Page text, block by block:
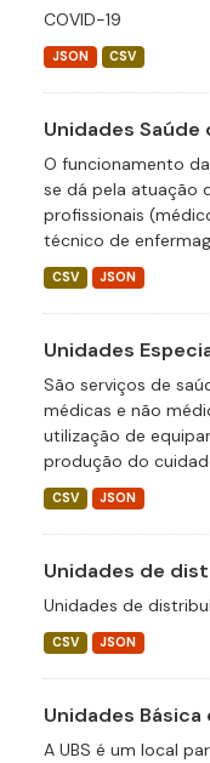
COVID-19
JSON CSV
Unidades Saúde
O funcionamento
se dá pela atuação
profissionais
técnico de
CSV JSON
Unidades
São serviços de
médicas e não
utilização de
produção do
CSV JSON
Unidades de
Unidades de
CSV JSON
Unidades Básica
A UBS é um local